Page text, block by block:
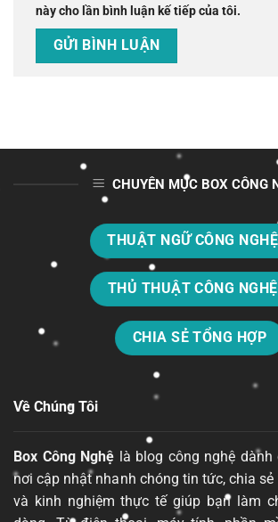
này cho lần bình luận kế tiếp của tôi.
CHUYÊN MỤC BOX CÔNG
THUẬT NGỮ CÔNG NGHỆ
THỦ THUẬT CÔNG NGHỆ
CHIA SẺ TỔNG HỢP
Về Chúng Tôi
Box Công Nghệ là blog công nghệ
nơi cập nhật nhanh chóng tin tức, chia
và kinh nghiệm thực tế giúp bạn làm